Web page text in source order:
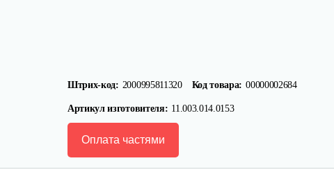
Штрих-код: 2000995811320 Код товара: 00000002684
Артикул изготовителя: 11.003.014.0153
Оплата частями